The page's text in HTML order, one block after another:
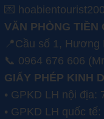
💌
VĂN PHÒNG TIỀN
📍Cầu số 1,
📞 0964 676 606
GIẤY PHÉP KINH
• GPKD LH nội địa:
• GPKD LH quốc